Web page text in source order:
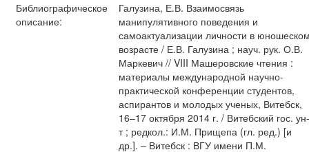
Библиографическое
описание:
Галузина, Е.В. Взаимосвязь
манипулятивного поведения и
самоактуализации личности в
возрасте / Е.В. Галузина ; науч. рук. О.В.
Маркевич // VIII Машеровские чтения :
материалы международной научно-
практической конференции студентов,
аспирантов и молодых ученых, Витебск,
16–17 октября 2014 г. / Витебский гос. ун-
т ; редкол.: И.М. Прищепа (гл. ред.) [и
др.]. – Витебск : ВГУ имени П.М.